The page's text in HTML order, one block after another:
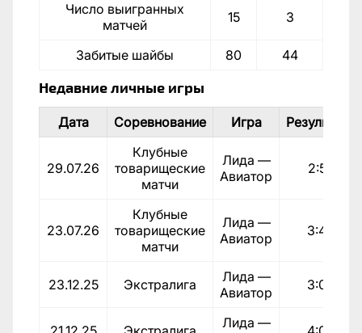
Число выигранных
матчей
15 3
Забитые шайбы 80 44
Недавние личные игры
Дата Соревнование Игра Результат
29.07.26
Клубные
товарищеские
матчи
Лида —
Авиатор
2:5
23.07.26
Клубные
товарищеские
матчи
Лида —
Авиатор
3:4
23.12.25 Экстралига
Лида —
Авиатор
3:0
Лида —